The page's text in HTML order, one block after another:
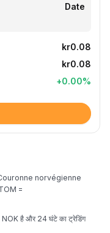
Date
kr0.08
kr0.08
+0.00%
Couronne norvégienne
=
है और 24 घंटे का ट्रेडिंग